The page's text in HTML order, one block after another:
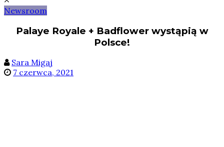
Newsroom
Palaye Royale + Badflower wystąpią w
Polsce!
Sara Migaj
7 czerwca, 2021